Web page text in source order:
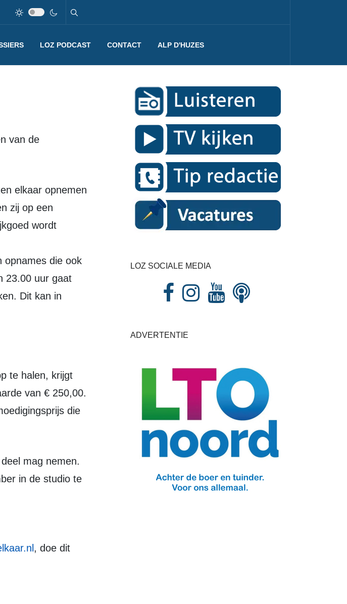
LOZ PODCAST CONTACT ALP D'HUZES
zij op een
wordt
opnames die ook
23.00 uur gaat
Dit kan in
van € 250,00.
die
in de studio te
, doe dit
LOZ SOCIALE MEDIA
ADVERTENTIE